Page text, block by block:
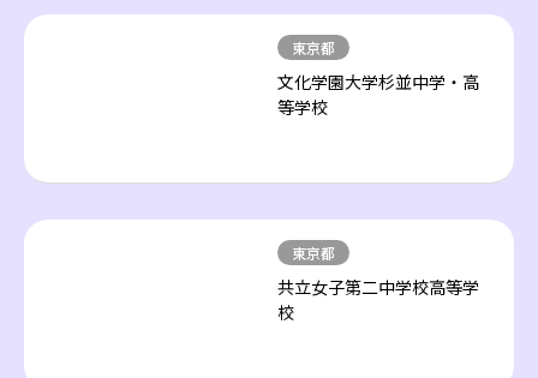
東京都
文化学園大学杉並中学・高
等学校
東京都
共立女子第二中学校高等学
校